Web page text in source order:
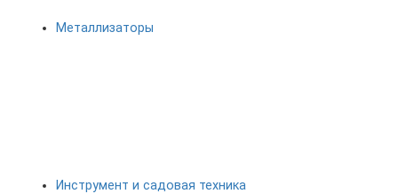
Металлизаторы
Инструмент и садовая техника